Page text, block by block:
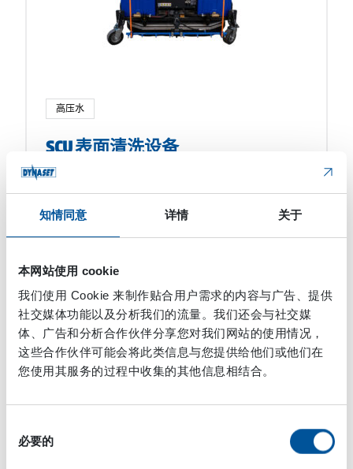
知情同意 详情 关于
本网站使用 cookie
我们使用 Cookie 来制作贴合用户需求的内容与广告、提供
社交媒体功能以及分析我们的流量。我们还会与社交媒
体、广告和分析合作伙伴分享您对我们网站的使用情况，
这些合作伙伴可能会将此类信息与您提供给他们或他们在
您使用其服务的过程中收集的其他信息相结合。
必要的
高压水
SCU 表面清洗设备
DYNASET SCU 表面清洗设备可将移动式机器的液压